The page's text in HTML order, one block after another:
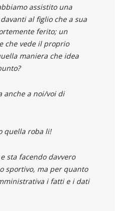
assistito una
al figlio che a sua
ferito; un
che vede il proprio
maniera che idea
anche a noi/voi di
quella roba li!
sta facendo davvero
sportivo, ma per quanto
i fatti e i dati